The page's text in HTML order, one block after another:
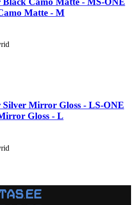
Matte - M
Silver Mirror Gloss - LS-ONE
Gloss - L